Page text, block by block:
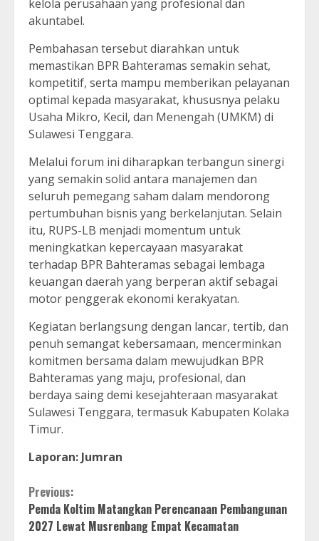
kelola perusahaan yang profesional dan
akuntabel.
Pembahasan tersebut diarahkan untuk
memastikan BPR Bahteramas semakin sehat,
kompetitif, serta mampu memberikan pelayanan
optimal kepada masyarakat, khususnya pelaku
Usaha Mikro, Kecil, dan Menengah (UMKM) di
Sulawesi Tenggara.
Melalui forum ini diharapkan terbangun sinergi
yang semakin solid antara manajemen dan
seluruh pemegang saham dalam mendorong
pertumbuhan bisnis yang berkelanjutan. Selain
itu, RUPS-LB menjadi momentum untuk
meningkatkan kepercayaan masyarakat
terhadap BPR Bahteramas sebagai lembaga
keuangan daerah yang berperan aktif sebagai
motor penggerak ekonomi kerakyatan.
Kegiatan berlangsung dengan lancar, tertib, dan
penuh semangat kebersamaan, mencerminkan
komitmen bersama dalam mewujudkan BPR
Bahteramas yang maju, profesional, dan
berdaya saing demi kesejahteraan masyarakat
Sulawesi Tenggara, termasuk Kabupaten Kolaka
Timur.
Laporan: Jumran
Continue
Reading
Previous:
Pemda Koltim Matangkan Perencanaan Pembangunan
2027 Lewat Musrenbang Empat Kecamatan